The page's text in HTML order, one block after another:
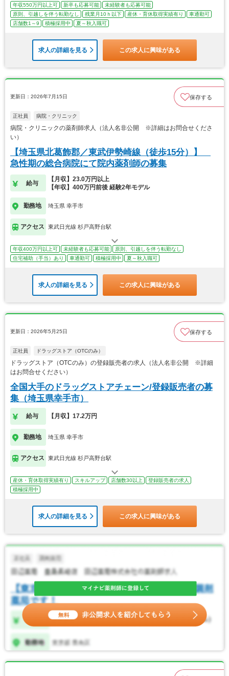
年収550万円以上可 新卒も応募可能
未経験者も応募可能
原則、引越しを伴う転勤なし
残業月10ｈ以下 産休・育休取得実績有り
車通勤可
店舗数1～9
積極採用中 夏～秋入職可
求人の詳細を見る この求人に興味がある
更新日：2026年7月15日 保存する
正社員 病院・クリニック
病院・クリニックの薬剤師求人（法人名非公開 ※詳細はお問合せくださ
い）
【埼玉県北葛飾郡／東武伊勢崎線（徒歩15分）】
急性期の総合病院にて院内薬剤師の募集
給与
【月収】23.0万円以上
【年収】400万円前後 経験2年モデル
勤務地 埼玉県 幸手市
アクセス 東武日光線 杉戸高野台駅
年収400万円以上可 未経験者も応募可能
原則、引越しを伴う転勤なし
住宅補助（手当）あり
車通勤可 積極採用中 夏～秋入職可
求人の詳細を見る この求人に興味がある
更新日：2026年5月25日 保存する
正社員 ドラッグストア（OTCのみ）
ドラッグストア（OTCのみ）の登録販売者の求人（法人名非公開 ※詳細
はお問合せください）
全国大手のドラッグストアチェーン/登録販売者の募
集（埼玉県幸手市）
給与 【月収】17.2万円
勤務地 埼玉県 幸手市
アクセス 東武日光線 杉戸高野台駅
産休・育休取得実績有り スキルアップ 店舗数30以上
登録販売者の求人
積極採用中
求人の詳細を見る この求人に興味がある